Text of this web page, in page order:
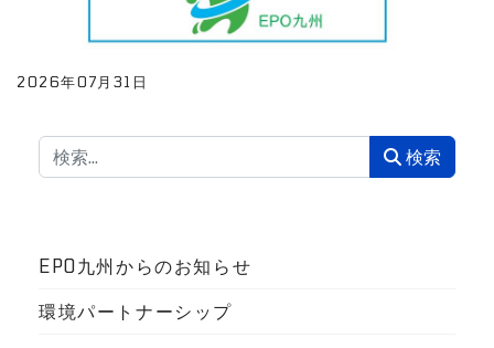
2026年07月31日
検索 検索
EPO九州からのお知らせ
環境パートナーシップ